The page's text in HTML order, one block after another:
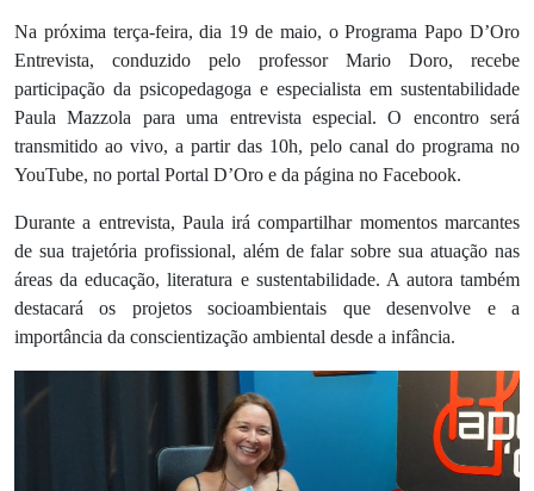
Na próxima terça-feira, dia 19 de maio, o Programa Papo D’Oro
Entrevista, conduzido pelo professor Mario Doro, recebe
participação da psicopedagoga e especialista em sustentabilidade
Paula Mazzola para uma entrevista especial. O encontro será
transmitido ao vivo, a partir das 10h, pelo canal do programa no
YouTube, no portal Portal D’Oro e da página no Facebook.
Durante a entrevista, Paula irá compartilhar momentos marcantes
de sua trajetória profissional, além de falar sobre sua atuação nas
áreas da educação, literatura e sustentabilidade. A autora também
destacará os projetos socioambientais que desenvolve e a
importância da conscientização ambiental desde a infância.